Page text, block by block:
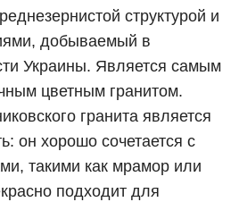
структурой и
добываемый в
Украины. Является самым
цветным гранитом.
гранита является
он хорошо сочетается с
такими как мрамор или
подходит для